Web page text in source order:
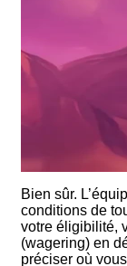
Bien sûr.
conditions de
votre éligibilité,
(wagering) en
préciser où